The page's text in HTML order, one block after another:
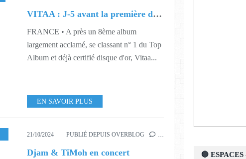
VITAA : J-5 avant la première date de sa tournée évènement
FRANCE • A près un 8ème album
largement acclamé, se classant n° 1 du Top
Album et déjà certifié disque d'or, Vitaa...
EN SAVOIR PLUS
443
21/10/2024 PUBLIÉ DEPUIS OVERBLOG …
Djam & TiMoh en concert 🔵